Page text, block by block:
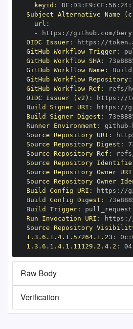
keyid : DF : D3 : E9 : CF : 56 : 24:
Subject Alternative Name
url :
-
https :
OIDC Issuer: https :
GitHub Workflow Trigger:
GitHub Workflow SHA:
GitHub Workflow Name : Build
GitHub Workflow Repository:
GitHub Workflow Ref :
OIDC Issuer (v2) : https :
Build Signer URI : https :
Build Signer Digest :
Runner Environment : github -
Source Repository URI :
Source Repository Digest :
Source Repository Ref :
Source Repository
Source Repository Owner URI
Source Repository Owner
Build Config URI : https :
Build Config Digest :
Build Trigger:
Run Invocation URI : https :
Source Repository
1.3.6.1.4.1.57264.1.23 : 0c :
1.3.6.1.4.1.11129.2.4.2 : 04
Raw Body
Verification